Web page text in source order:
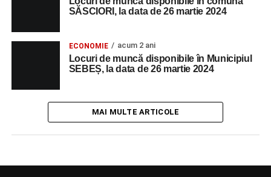
SĂSCIORI, la data de 26 martie 2024
ECONOMIE acum 2 ani
Locuri de muncă disponibile în Municipiul
SEBEȘ, la data de 26 martie 2024
MAI MULTE ARTICOLE